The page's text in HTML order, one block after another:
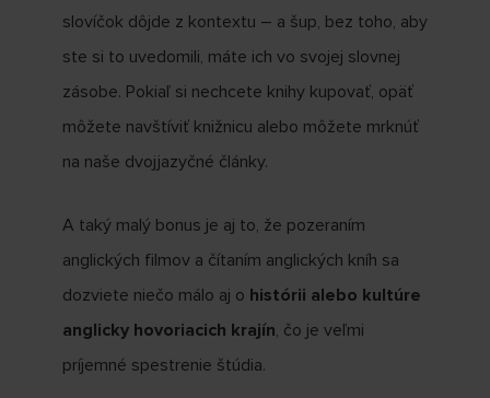
slovíčok dôjde z kontextu – a šup, bez toho, aby
ste si to uvedomili, máte ich vo svojej slovnej
zásobe. Pokiaľ si nechcete knihy kupovať, opäť
môžete navštíviť knižnicu alebo môžete mrknúť
na naše dvojjazyčné články.
A taký malý bonus je aj to, že pozeraním
anglických filmov a čítaním anglických kníh sa
dozviete niečo málo aj o histórii alebo kultúre
anglicky hovoriacich krajín, čo je veľmi
príjemné spestrenie štúdia.